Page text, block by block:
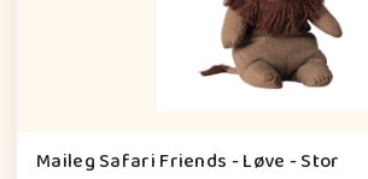
Maileg Safari Friends - Løve - Stor